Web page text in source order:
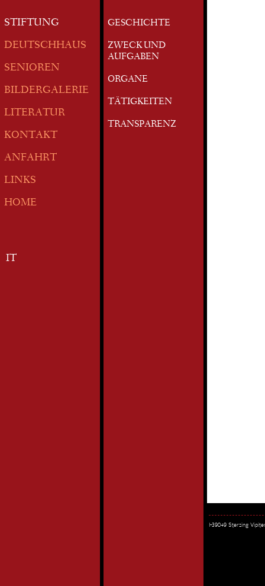
STIFTUNG
DEUTSCHHAUS
SENIOREN
BILDERGALERIE
LITERATUR
KONTAKT
ANFAHRT
LINKS
HOME
IT
GESCHICHTE
ZWECK UND
AUFGABEN
ORGANE
TÄTIGKEITEN
TRANSPARENZ
I-39049 Sterzing